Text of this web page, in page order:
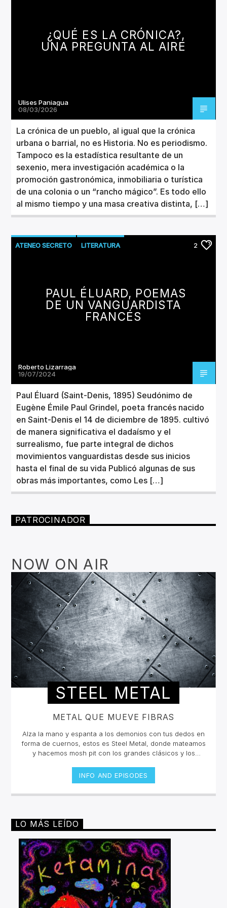
Invencible Radio
¿QUÉ ES LA CRÓNICA?,
UNA PREGUNTA AL AIRE
Ulises Paniagua
08/03/2026
La crónica de un pueblo, al igual que la crónica
urbana o barrial, no es Historia. No es periodismo.
Tampoco es la estadística resultante de un
sexenio, mera investigación académica o la
promoción gastronómica, inmobiliaria o turística
de una colonia o un “rancho mágico”. Es todo ello
al mismo tiempo y una masa creativa distinta, […]
ATENEO SECRETO LITERATURA 2
PAUL ÉLUARD, POEMAS
DE UN VANGUARDISTA
FRANCÉS
Roberto Lizarraga
19/07/2024
Paul Éluard (Saint-Denis, 1895) Seudónimo de
Eugène Émile Paul Grindel, poeta francés nacido
en Saint-Denis el 14 de diciembre de 1895. cultivó
de manera significativa el dadaísmo y el
surrealismo, fue parte integral de dichos
movimientos vanguardistas desde sus inicios
hasta el final de su vida Publicó algunas de sus
obras más importantes, como Les […]
PATROCINADOR
NOW ON AIR
STEEL METAL
METAL QUE MUEVE FIBRAS
Alza la mano y espanta a los demonios con tus dedos en
forma de cuernos, estos es Steel Metal, donde mateamos
y hacemos mosh pit con los grandes clásicos y los
Symphonic Metal, Doom, Stoner, Nu Metal, Glam metal,
Speed Metal, Black Metal, Metal Progresivo ¡y más
ruido!Miércoles 6pm a 8 pm | Domingo 10 am a 12 pm por
INFO AND EPISODES
LO MÁS LEÍDO